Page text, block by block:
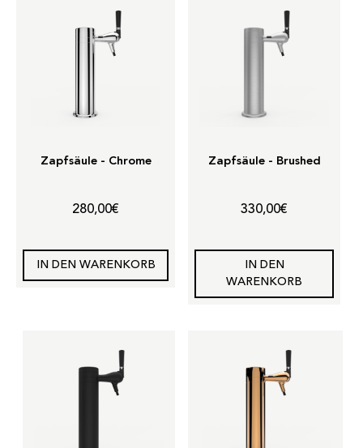
Zapfsäule - Chrome
280,00€
IN DEN WARENKORB
Zapfsäule - Brushed
330,00€
IN DEN
WARENKORB